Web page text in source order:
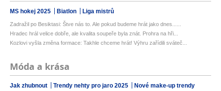
MS hokej 2025 Biatlon Liga mistrů
Zadražil po Besiktasi: Štve nás to. Ale pokud budeme hrát jako dnes......
Hradec hrál velice dobře, ale kvalita soupeře byla znát. Prohra na hři...
Kozlovi vyšla změna formace: Takhle chceme hrát! Výhru zařídili sváteč...
Móda a krása
Jak zhubnout Trendy nehty pro jaro 2025 Nové make-up trendy